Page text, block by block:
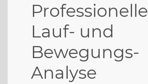
Professionelle
Lauf- und
Bewegungs-
Analyse